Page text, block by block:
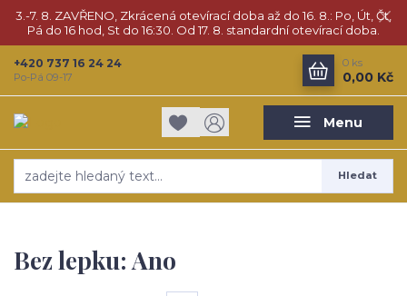
3.-7. 8. ZAVŘENO, Zkrácená otevírací doba až do 16. 8.: Po, Út, Čt,
Pá do 16 hod, St do 16:30. Od 17. 8. standardní otevírací doba.
Menu
Hledat
+420 737 16 24 24
Po-Pá 09-17
0 ks
0,00 Kč
Bez lepku: Ano